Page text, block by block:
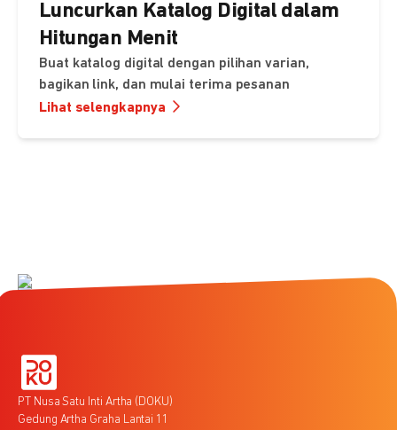
Luncurkan Katalog Digital dalam
Hitungan Menit
Buat katalog digital dengan pilihan varian,
bagikan link, dan mulai terima pesanan
Lihat selengkapnya
PT Nusa Satu Inti Artha (DOKU)
Gedung Artha Graha Lantai 11